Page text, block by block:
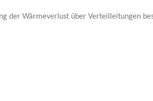
der Wärmeverlust über Verteilleitungen